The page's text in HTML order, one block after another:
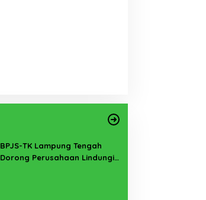
BPJS-TK Lampung Tengah
Dorong Perusahaan Lindungi